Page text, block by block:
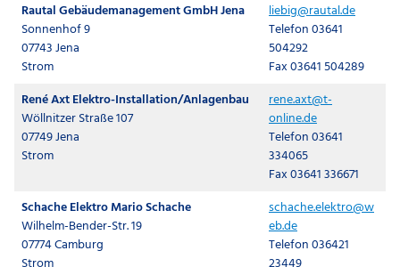
Rautal Gebäudemanagement GmbH Jena
Sonnenhof 9
07743 Jena
Strom
liebig@rautal.de
Telefon 03641
504292
Fax 03641 504289
René Axt Elektro-Installation/Anlagenbau
Wöllnitzer Straße 107
07749 Jena
Strom
rene.axt@t-
online.de
Telefon 03641
334065
Fax 03641 336671
Schache Elektro Mario Schache
Wilhelm-Bender-Str. 19
07774 Camburg
schache.elektro@w
eb.de
Telefon 036421